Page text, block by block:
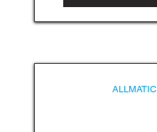
ALLMATIC